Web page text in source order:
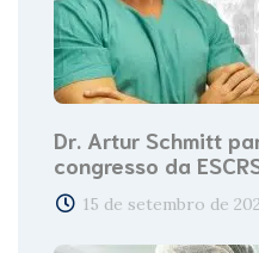
Dr. Artur Schmitt
congresso da
15 de setembro de